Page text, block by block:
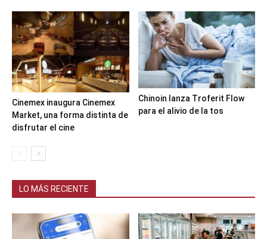
Cinemex inaugura Cinemex
Market, una forma distinta de
disfrutar el cine
Chinoin lanza Troferit Flow
para el alivio de la tos
LO MÁS RECIENTE